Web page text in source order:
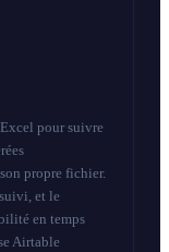
pour suivre
propre fichier.
et le
en temps
Airtable